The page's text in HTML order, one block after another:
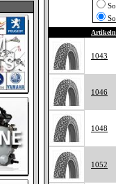
1043
1046
1048
1052